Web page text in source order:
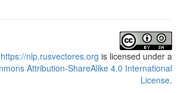
https://nlp.rusvectores.org is licensed under a
Attribution-ShareAlike 4.0 International
License.